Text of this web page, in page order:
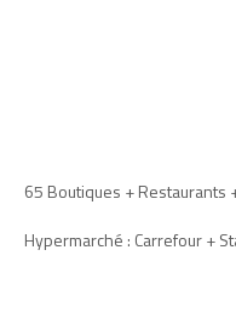
65 Boutiques + Restaurants
Hypermarché : Carrefour +